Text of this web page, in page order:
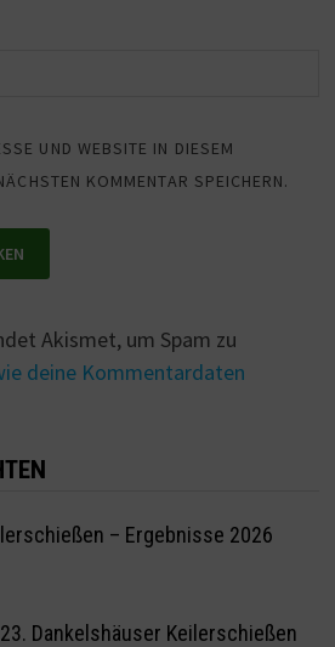
UND WEBSITE IN DIESEM
KOMMENTAR SPEICHERN.
Akismet, um Spam zu
deine Kommentardaten
– Ergebnisse 2026
23. Dankelshäuser Keilerschießen